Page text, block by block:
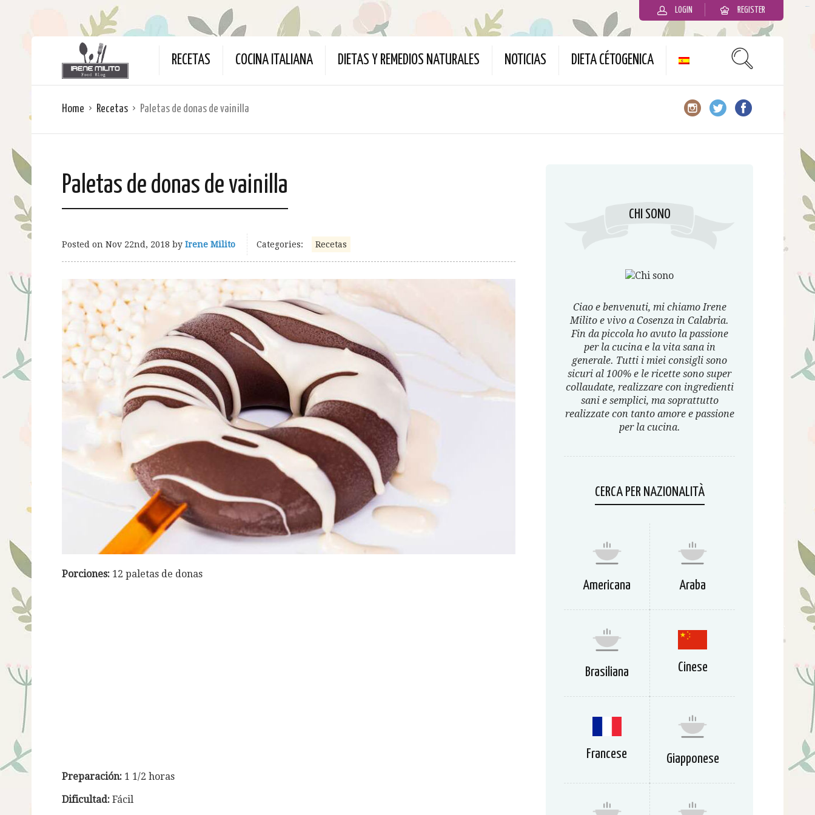
LOGIN REGISTER
RECETAS COCINA ITALIANA DIETAS Y REMEDIOS NATURALES NOTICIAS DIETA CÉTOGENICA
Home Recetas Paletas de donas de vainilla
Paletas de donas de vainilla
Posted on Nov 22nd, 2018 by Irene Milito Categories: Recetas
Porciones: 12 paletas de donas
Preparación: 1 1/2 horas
Dificultad: Fácil
CHI SONO
Ciao e benvenuti, mi chiamo Irene
Milito e vivo a Cosenza in Calabria.
Fin da piccola ho avuto la passione
per la cucina e la vita sana in
generale. Tutti i miei consigli sono
sicuri al 100% e le ricette sono super
collaudate, realizzare con ingredienti
sani e semplici, ma soprattutto
realizzate con tanto amore e passione
per la cucina.
CERCA PER NAZIONALITÀ
Americana Araba
Brasiliana Cinese
Francese Giapponese